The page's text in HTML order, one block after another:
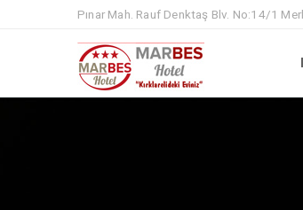
Pınar Mah. Rauf Denktaş Blv. No:14/1